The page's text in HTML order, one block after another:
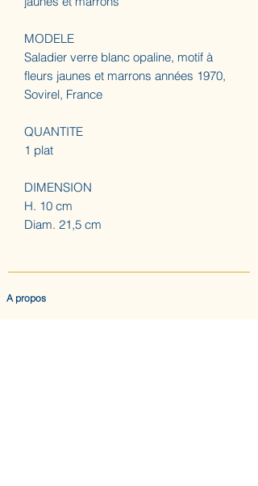
MODELE
Saladier verre blanc opaline, motif à
fleurs jaunes et marrons années 1970,
Sovirel, France
QUANTITE
1 plat
DIMENSION
H. 10 cm
Diam. 21,5 cm
A propos